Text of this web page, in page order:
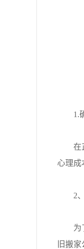
1.确
在正
心理成
2、
为了
旧搬